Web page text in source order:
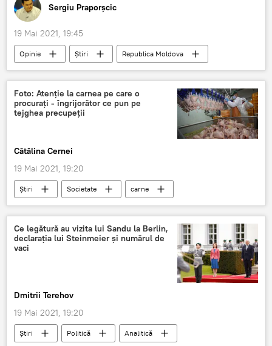
Sergiu Praporșcic
19 Mai 2021, 19:45
Opinie Știri
Republica Moldova
Analitică
Politică
Steinmeier
Germania
Foto: Atenție la carnea pe care o
procurați - îngrijorător ce pun pe
tejghea precupeții
Cătălina Cernei
19 Mai 2021, 19:20
Știri Societate
carne
poliție
vânzare
Ce legătură au vizita lui Sandu la Berlin,
declarația lui Steinmeier și numărul de
vaci
Dmitrii Terehov
19 Mai 2021, 19:20
Știri Politică
Analitică